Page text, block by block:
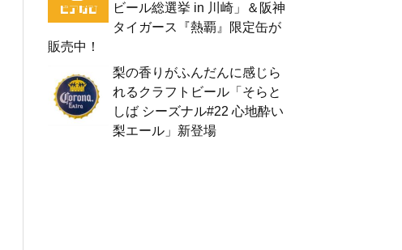
ビール総選挙 in 川崎」＆阪神
タイガース『熱覇』限定缶が
販売中！
梨の香りがふんだんに感じら
れるクラフトビール「そらと
しば シーズナル#22 心地酔い
梨エール」新登場